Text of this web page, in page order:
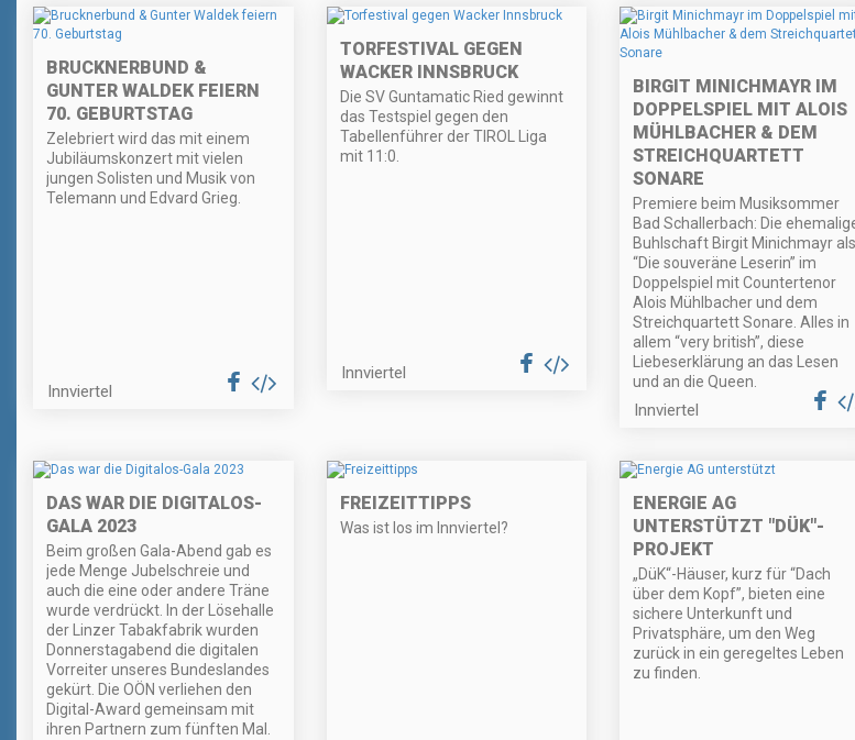
BRUCKNERBUND &
GUNTER WALDEK FEIERN
70. GEBURTSTAG
Zelebriert wird das mit einem
Jubiläumskonzert mit vielen
jungen Solisten und Musik von
Telemann und Edvard Grieg.
Innviertel
TORFESTIVAL GEGEN
WACKER INNSBRUCK
Die SV Guntamatic Ried gewinnt
das Testspiel gegen den
Tabellenführer der TIROL Liga
mit 11:0.
Innviertel
BIRGIT MINICHMAYR IM
DOPPELSPIEL MIT ALOIS
MÜHLBACHER & DEM
STREICHQUARTETT
SONARE
Premiere beim Musiksommer
Bad Schallerbach: Die
Buhlschaft Birgit Minichmayr als
“Die souveräne Leserin” im
Doppelspiel mit Countertenor
Alois Mühlbacher und dem
Streichquartett Sonare. Alles in
allem “very british”, diese
Liebeserklärung an das Lesen
und an die Queen.
Innviertel
DAS WAR DIE DIGITALOS-
GALA 2023
Beim großen Gala-Abend gab es
jede Menge Jubelschreie und
auch die eine oder andere Träne
wurde verdrückt. In der Lösehalle
der Linzer Tabakfabrik wurden
Donnerstagabend die digitalen
Vorreiter unseres Bundeslandes
gekürt. Die OÖN verliehen den
Digital-Award gemeinsam mit
ihren Partnern zum fünften Mal.
FREIZEITTIPPS
Was ist los im Innviertel?
ENERGIE AG
UNTERSTÜTZT "DÜK"-
PROJEKT
„DüK“-Häuser, kurz für “Dach
über dem Kopf”, bieten eine
sichere Unterkunft und
Privatsphäre, um den Weg
zurück in ein geregeltes Leben
zu finden.